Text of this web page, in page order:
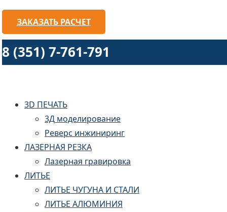
ЗАКАЗАТЬ РАСЧЕТ
8 (351) 7-761-791
3D ПЕЧАТЬ
3Д моделирование
Реверс инжиниринг
ЛАЗЕРНАЯ РЕЗКА
Лазерная гравировка
ЛИТЬЕ
ЛИТЬЕ ЧУГУНА И СТАЛИ
ЛИТЬЕ АЛЮМИНИЯ